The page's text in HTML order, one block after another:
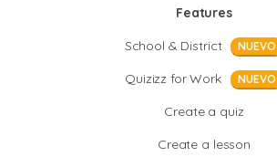
Features
School & District
NUEVO
Quizizz for Work NUEVO
Create a quiz
Create a lesson